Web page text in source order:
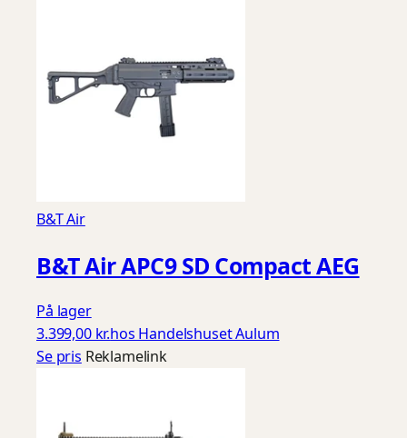
B&T Air
B&T Air APC9 SD Compact AEG
På lager
3.399,00 kr.hos Handelshuset Aulum
Se pris Reklamelink